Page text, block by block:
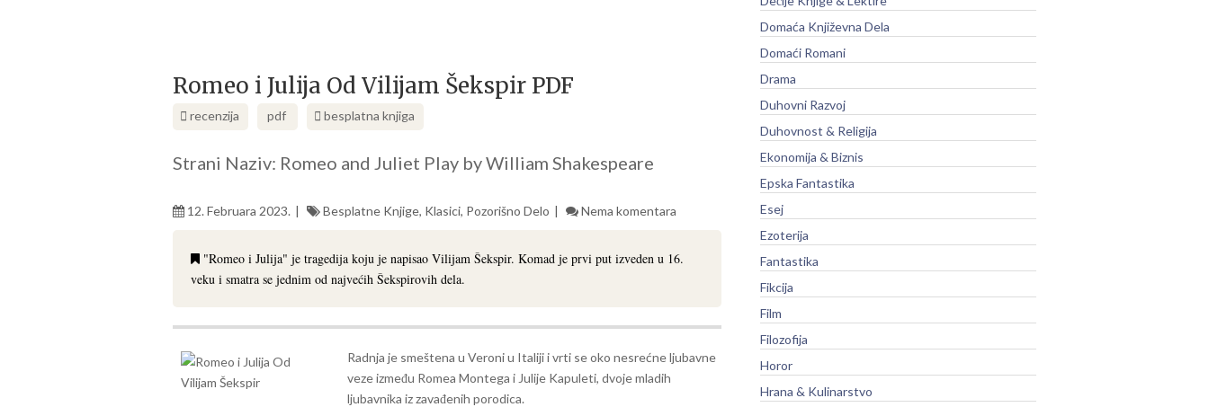
Romeo i Julija Od Vilijam Šekspir PDF
recenzija pdf besplatna knjiga
Strani Naziv: Romeo and Juliet Play by William Shakespeare
12. Februara 2023. Besplatne Knjige, Klasici, Pozorišno Delo Nema komentara
"Romeo i Julija" je tragedija koju je napisao Vilijam Šekspir. Komad je prvi put izveden u 16.
veku i smatra se jednim od najvećih Šekspirovih dela.
Radnja je smeštena u Veroni u Italiji i vrti se oko nesrećne ljubavne
veze između Romea Montega i Julije Kapuleti, dvoje mladih
ljubavnika iz zavađenih porodica.
Domaća Književna Dela
Domaći Romani
Drama
Duhovni Razvoj
Duhovnost & Religija
Ekonomija & Biznis
Epska Fantastika
Esej
Ezoterija
Fantastika
Fikcija
Film
Filozofija
Horor
Hrana & Kulinarstvo